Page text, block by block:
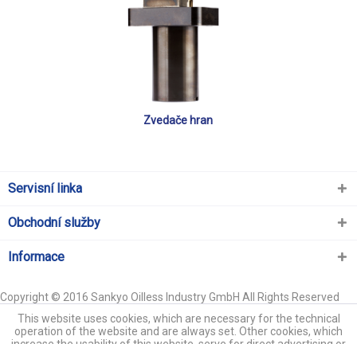
Zvedače hran
Servisní linka
Obchodní služby
Informace
Copyright © 2016 Sankyo Oilless Industry GmbH All Rights Reserved
This website uses cookies, which are necessary for the technical
operation of the website and are always set. Other cookies, which